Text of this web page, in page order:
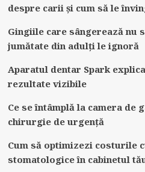
despre carii și cum să le
Gingiile care sângerează nu
jumătate din adulți le ignoră
Aparatul dentar Spark
rezultate vizibile
Ce se întâmplă la camera de
chirurgie de urgență
Cum să optimizezi costurile
stomatologice în cabinetul